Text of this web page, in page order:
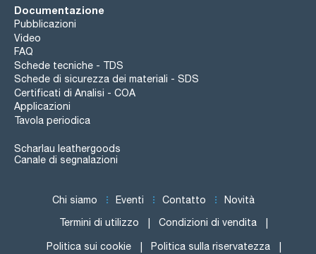
Documentazione
Pubblicazioni
Video
FAQ
Schede tecniche - TDS
Schede di sicurezza dei materiali - SDS
Certificati di Analisi - COA
Applicazioni
Tavola periodica
Scharlau leathergoods
Canale di segnalazioni
Chi siamo Eventi Contatto Novità
Termini di utilizzo Condizioni di vendita
Politica sui cookie Politica sulla riservatezza